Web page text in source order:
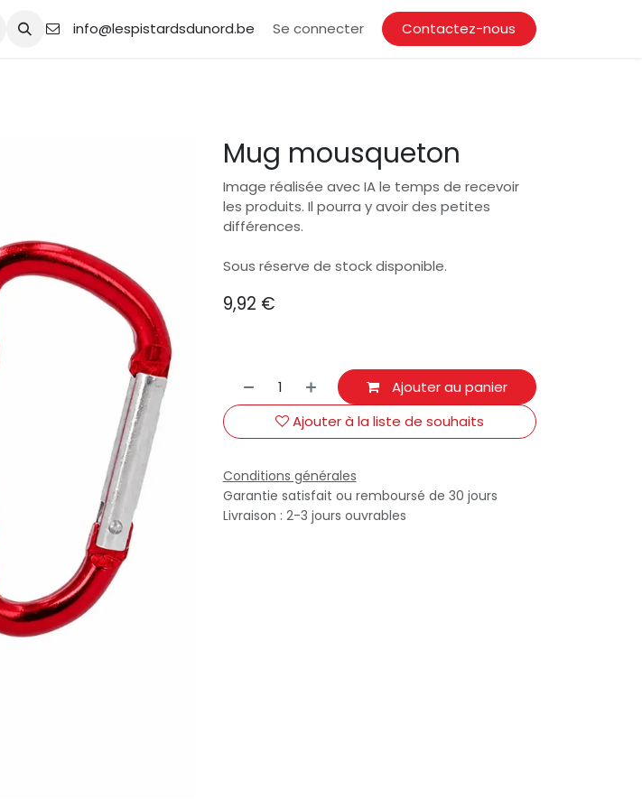
info@lespistardsdunord.be Se connecter Contactez-nous
Mug mousqueton
Image réalisée avec IA le temps de recevoir
les produits. Il pourra y avoir des petites
différences.
Sous réserve de stock disponible.
9,92 €
Ajouter au panier
Ajouter à la liste de souhaits
Conditions générales
Garantie satisfait ou remboursé de 30 jours
Livraison : 2-3 jours ouvrables